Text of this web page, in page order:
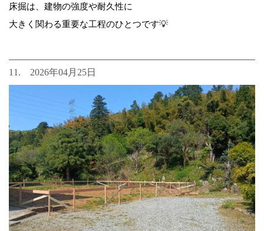
床掘は、建物の強度や耐久性に
大きく関わる重要な工程のひとつです💡
11. 2026年04月25日